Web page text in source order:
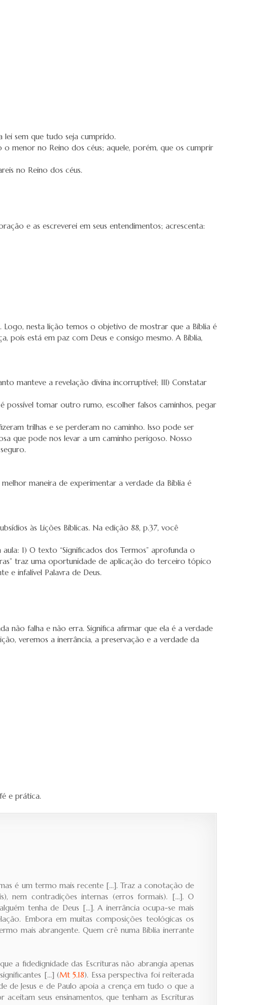
sem que tudo seja cumprido.
o menor no Reino dos céus; aquele, porém, que os cumprir
no Reino dos céus.
e as escreverei em seus entendimentos; acrescenta:
Logo, nesta lição temos o objetivo de mostrar que a Bíblia é
pois está em paz com Deus e consigo mesmo. A Bíblia,
manteve a revelação divina incorruptível; III) Constatar
possível tomar outro rumo, escolher falsos caminhos, pegar
trilhas e se perderam no caminho. Isso pode ser
que pode nos levar a um caminho perigoso. Nosso
maneira de experimentar a verdade da Bíblia é
às Lições Bíblicas. Na edição 88, p.37, você
1) O texto “Significados dos Termos” aprofunda o
traz uma oportunidade de aplicação do terceiro tópico
e infalível Palavra de Deus.
não falha e não erra. Significa afirmar que ela é a verdade
veremos a inerrância, a preservação e a verdade da
e prática.
é um termo mais recente […]. Traz a conotação de
nem contradições internas (erros formais). […]. O
tenha de Deus […]. A inerrância ocupa-se mais
Embora em muitas composições teológicas os
mais abrangente. Quem crê numa Bíblia inerrante
a fidedignidade das Escrituras não abrangia apenas
[…] (Mt 5.18). Essa perspectiva foi reiterada
de Jesus e de Paulo apoia a crença em tudo o que a
aceitam seus ensinamentos, que tenham as Escrituras